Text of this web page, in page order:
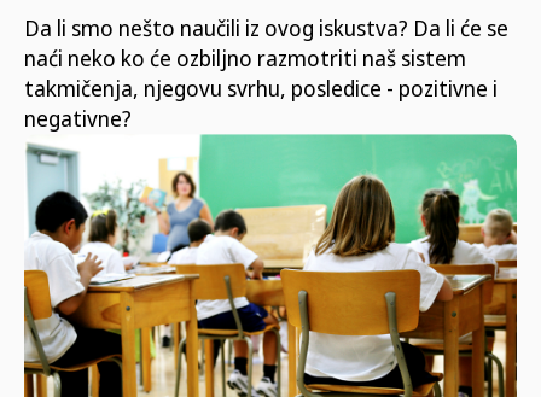
Da li smo nešto naučili iz ovog iskustva? Da li će se
naći neko ko će ozbiljno razmotriti naš sistem
takmičenja, njegovu svrhu, posledice - pozitivne i
negativne?